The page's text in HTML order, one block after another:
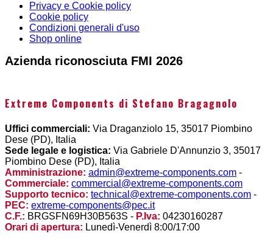
Privacy e Cookie policy
Cookie policy
Condizioni generali d'uso
Shop online
Azienda riconosciuta FMI 2026
Extreme Components di Stefano Bragagnolo
Uffici commerciali: Via Draganziolo 15, 35017 Piombino
Dese (PD), Italia
Sede legale e logistica: Via Gabriele D'Annunzio 3, 35017
Piombino Dese (PD), Italia
Amministrazione: admin@extreme-components.com -
Commerciale: commercial@extreme-components.com
Supporto tecnico: technical@extreme-components.com -
PEC: extreme-components@pec.it
C.F.: BRGSFN69H30B563S - P.Iva: 04230160287
Orari di apertura: Lunedì-Venerdì 8:00/17:00